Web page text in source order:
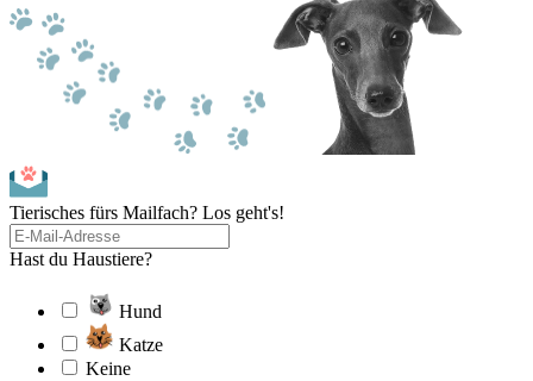
Tierisches fürs Mailfach? Los geht's!
Hast du Haustiere?
Hund
Katze
Keine